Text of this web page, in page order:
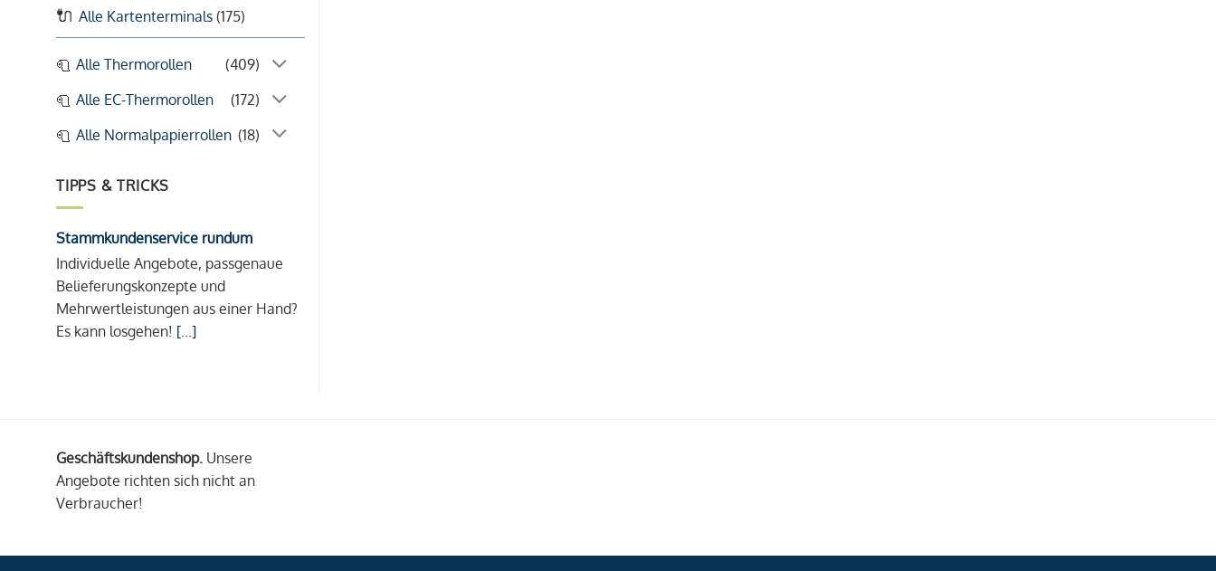
Alle Kartenterminals (175)
Alle Thermorollen
(409)
Alle EC-Thermorollen
(172)
Alle Normalpapierrollen (18)
TIPPS & TRICKS
Stammkundenservice rundum
Individuelle Angebote, passgenaue
Belieferungskonzepte und
Mehrwertleistungen aus einer Hand?
Es kann losgehen! [...]
Geschäftskundenshop. Unsere
Angebote richten sich nicht an
Verbraucher!